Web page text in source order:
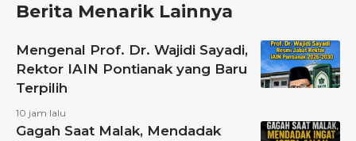
Berita Menarik Lainnya
Mengenal Prof. Dr. Wajidi Sayadi,
Rektor IAIN Pontianak yang Baru
Terpilih
10 jam lalu
Gagah Saat Malak, Mendadak